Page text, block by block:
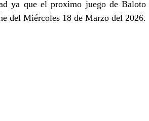
ya que el proximo juego de Baloto
del Miércoles 18 de Marzo del 2026.